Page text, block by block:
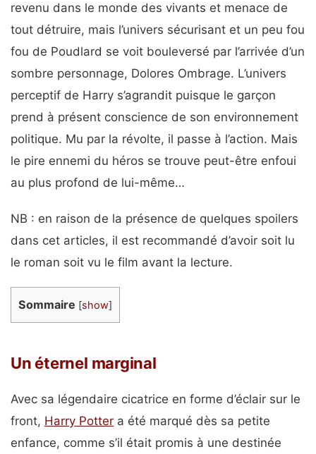
revenu dans le monde des vivants et menace de
tout détruire, mais l’univers sécurisant et un peu fou
fou de Poudlard se voit bouleversé par l’arrivée d’un
sombre personnage, Dolores Ombrage. L’univers
perceptif de Harry s’agrandit puisque le garçon
prend à présent conscience de son environnement
politique. Mu par la révolte, il passe à l’action. Mais
le pire ennemi du héros se trouve peut-être enfoui
au plus profond de lui-même…
NB : en raison de la présence de quelques spoilers
dans cet articles, il est recommandé d’avoir soit lu
le roman soit vu le film avant la lecture.
Sommaire [show]
Un éternel marginal
Avec sa légendaire cicatrice en forme d’éclair sur le
front, Harry Potter a été marqué dès sa petite
enfance, comme s’il était promis à une destinée